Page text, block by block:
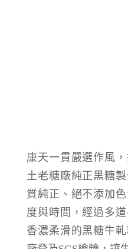
康天一貫嚴選作風，
土老糖廠純正黑糖
質純正、絕不添加色
度與時間，經過多道
香濃柔滑的黑糖牛